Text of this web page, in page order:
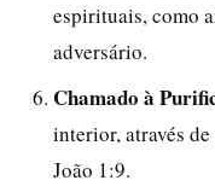
espirituais, como
adversário.
Chamado à
interior, através
João 1:9.